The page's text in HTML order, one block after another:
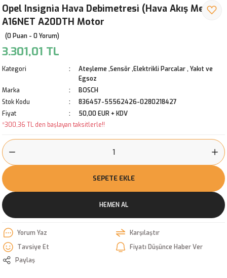
Opel Insignia Hava Debimetresi (Hava Akış Metre)
A16NET A20DTH Motor
(0 Puan - 0 Yorum)
3.301,01 TL
Kategori Ateşleme ,Sensör ,Elektrikli Parcalar,Yakıt ve
Egsoz
Marka
BOSCH
Stok Kodu
836457-55562426-0280218427
Fiyat
50,00 EUR + KDV
*300,36 TL den başlayan taksitlerle!!
SEPETE EKLE
HEMEN AL
Yorum Yaz
Karşılaştır
Tavsiye Et
Fiyatı Düşünce Haber Ver
Paylaş